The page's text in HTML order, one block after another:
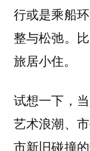
行或是乘船
整与松弛。
旅居小住。
试想一下，
艺术浪潮、
市新旧碰撞